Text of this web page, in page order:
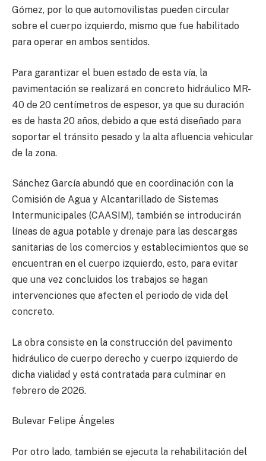
Gómez, por lo que automovilistas pueden circular
sobre el cuerpo izquierdo, mismo que fue habilitado
para operar en ambos sentidos.
Para garantizar el buen estado de esta vía, la
pavimentación se realizará en concreto hidráulico MR-
40 de 20 centímetros de espesor, ya que su duración
es de hasta 20 años, debido a que está diseñado para
soportar el tránsito pesado y la alta afluencia vehicular
de la zona.
Sánchez García abundó que en coordinación con la
Comisión de Agua y Alcantarillado de Sistemas
Intermunicipales (CAASIM), también se introducirán
líneas de agua potable y drenaje para las descargas
sanitarias de los comercios y establecimientos que se
encuentran en el cuerpo izquierdo, esto, para evitar
que una vez concluidos los trabajos se hagan
intervenciones que afecten el periodo de vida del
concreto.
La obra consiste en la construcción del pavimento
hidráulico de cuerpo derecho y cuerpo izquierdo de
dicha vialidad y está contratada para culminar en
febrero de 2026.
Bulevar Felipe Ángeles
Por otro lado, también se ejecuta la rehabilitación del